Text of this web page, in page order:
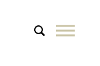
Haku